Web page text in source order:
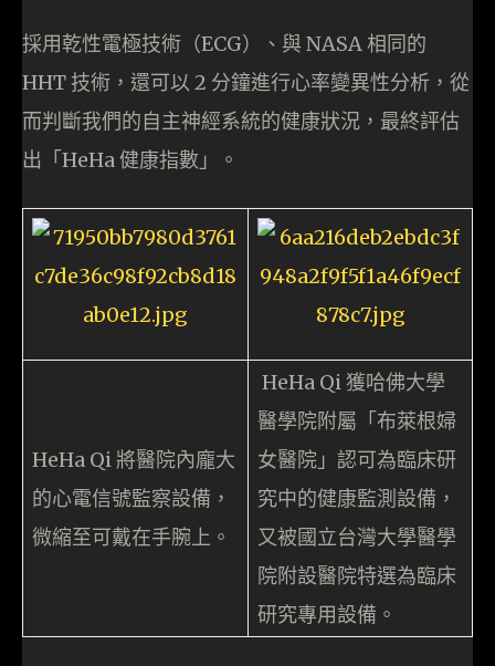
採用乾性電極技術（ECG）、與 NASA 相同的
HHT 技術，還可以 2 分鐘進行心率變異性分析，從
而判斷我們的自主神經系統的健康狀況，最終評估
出「HeHa 健康指數」。
HeHa Qi 將醫院內龐大
的心電信號監察設備，
微縮至可戴在手腕上。
HeHa Qi 獲哈佛大學
醫學院附屬「布萊根婦
女醫院」認可為臨床研
究中的健康監測設備，
又被國立台灣大學醫學
院附設醫院特選為臨床
研究專用設備。